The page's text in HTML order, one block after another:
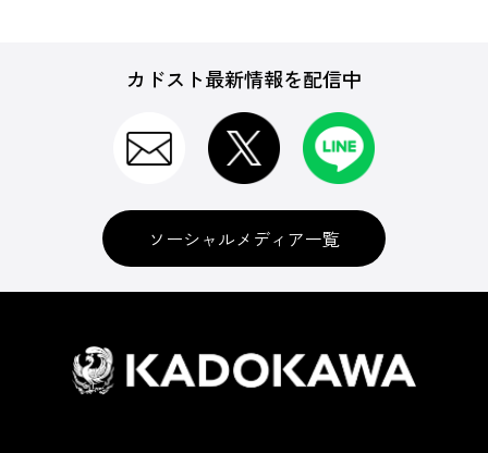
カドスト最新情報を配信中
ソーシャルメディア一覧